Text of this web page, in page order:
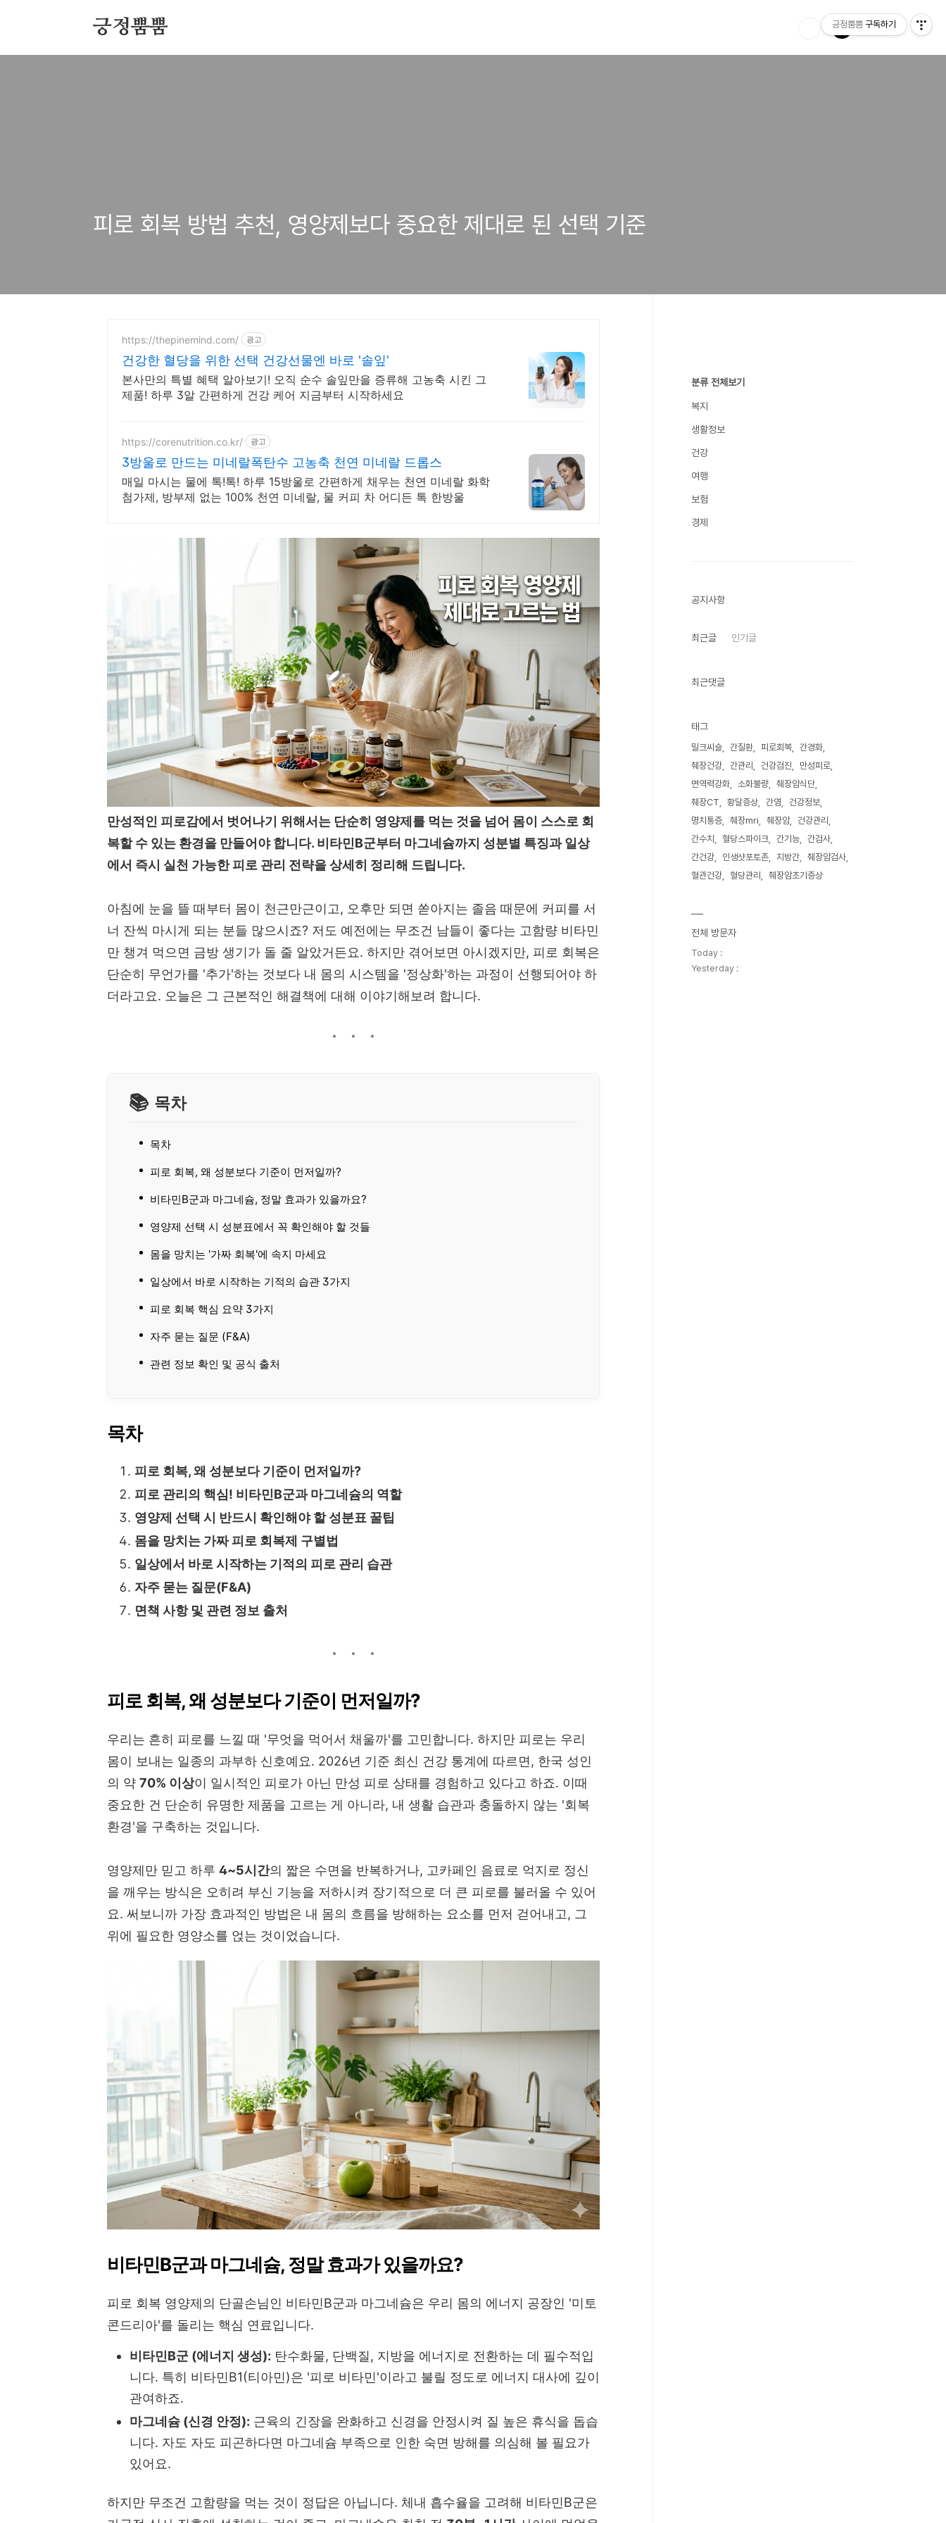
긍정뿜뿜
피로 회복 방법 추천, 영양제보다 중요한 제대로 된 선택 기준
https://thepinemind.com/ 광고
건강한 혈당을 위한 선택 건강선물엔 바로 '솔잎'
본사만의 특별 혜택 알아보기! 오직 순수 솔잎만을 증류해 고농축 시킨 그
제품! 하루 3알 간편하게 건강 케어 지금부터 시작하세요
https://corenutrition.co.kr/ 광고
3방울로 만드는 미네랄폭탄수 고농축 천연 미네랄 드롭스
매일 마시는 물에 톡!톡! 하루 15방울로 간편하게 채우는 천연 미네랄 화학
첨가제, 방부제 없는 100% 천연 미네랄, 물 커피 차 어디든 톡 한방울
만성적인 피로감에서 벗어나기 위해서는 단순히 영양제를 먹는 것을 넘어 몸이 스스로 회
복할 수 있는 환경을 만들어야 합니다. 비타민B군부터 마그네슘까지 성분별 특징과 일상
에서 즉시 실천 가능한 피로 관리 전략을 상세히 정리해 드립니다.
아침에 눈을 뜰 때부터 몸이 천근만근이고, 오후만 되면 쏟아지는 졸음 때문에 커피를 서
너 잔씩 마시게 되는 분들 많으시죠? 저도 예전에는 무조건 남들이 좋다는 고함량 비타민
만 챙겨 먹으면 금방 생기가 돌 줄 알았거든요. 하지만 겪어보면 아시겠지만, 피로 회복은
단순히 무언가를 '추가'하는 것보다 내 몸의 시스템을 '정상화'하는 과정이 선행되어야 하
더라고요. 오늘은 그 근본적인 해결책에 대해 이야기해보려 합니다.
목차
목차
피로 회복, 왜 성분보다 기준이 먼저일까?
비타민B군과 마그네슘, 정말 효과가 있을까요?
영양제 선택 시 성분표에서 꼭 확인해야 할 것들
몸을 망치는 '가짜 회복'에 속지 마세요
일상에서 바로 시작하는 기적의 습관 3가지
피로 회복 핵심 요약 3가지
자주 묻는 질문 (F&A)
관련 정보 확인 및 공식 출처
목차
피로 회복, 왜 성분보다 기준이 먼저일까?
피로 관리의 핵심! 비타민B군과 마그네슘의 역할
영양제 선택 시 반드시 확인해야 할 성분표 꿀팁
몸을 망치는 가짜 피로 회복제 구별법
일상에서 바로 시작하는 기적의 피로 관리 습관
자주 묻는 질문(F&A)
면책 사항 및 관련 정보 출처
피로 회복, 왜 성분보다 기준이 먼저일까?
우리는 흔히 피로를 느낄 때 '무엇을 먹어서 채울까'를 고민합니다. 하지만 피로는 우리
몸이 보내는 일종의 과부하 신호예요. 2026년 기준 최신 건강 통계에 따르면, 한국 성인
의 약 70% 이상이 일시적인 피로가 아닌 만성 피로 상태를 경험하고 있다고 하죠. 이때
중요한 건 단순히 유명한 제품을 고르는 게 아니라, 내 생활 습관과 충돌하지 않는 '회복
환경'을 구축하는 것입니다.
영양제만 믿고 하루 4~5시간의 짧은 수면을 반복하거나, 고카페인 음료로 억지로 정신
을 깨우는 방식은 오히려 부신 기능을 저하시켜 장기적으로 더 큰 피로를 불러올 수 있어
요. 써보니까 가장 효과적인 방법은 내 몸의 흐름을 방해하는 요소를 먼저 걷어내고, 그
위에 필요한 영양소를 얹는 것이었습니다.
비타민B군과 마그네슘, 정말 효과가 있을까요?
피로 회복 영양제의 단골손님인 비타민B군과 마그네슘은 우리 몸의 에너지 공장인 '미토
콘드리아'를 돌리는 핵심 연료입니다.
비타민B군 (에너지 생성): 탄수화물, 단백질, 지방을 에너지로 전환하는 데 필수적입
니다. 특히 비타민B1(티아민)은 '피로 비타민'이라고 불릴 정도로 에너지 대사에 깊이
관여하죠.
마그네슘 (신경 안정): 근육의 긴장을 완화하고 신경을 안정시켜 질 높은 휴식을 돕습
니다. 자도 자도 피곤하다면 마그네슘 부족으로 인한 숙면 방해를 의심해 볼 필요가
있어요.
하지만 무조건 고함량을 먹는 것이 정답은 아닙니다. 체내 흡수율을 고려해 비타민B군은
분류 전체보기
복지
생활정보
건강
여행
보험
경제
공지사항
최근글 인기글
최근댓글
태그
밀크씨슬 간질환 피로회복
간경화
췌장건강
간관리 건강검진
만성피로
면역력강화
소화불량
췌장암식단
췌장CT
황달증상 간염
건강정보
명치통증
췌장mri 췌장암
건강관리
간수치
혈당스파이크 간기능
간검사
간건강
인생샷포토존 지방간
췌장암검사
혈관건강
혈당관리 췌장암초기증상
전체 방문자
Today :
Yesterday :
긍정뿜뿜 구독하기